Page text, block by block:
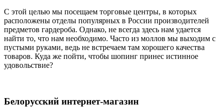
С этой целью мы посещаем торговые центры, в которых
расположены отделы популярных в России производителей
предметов гардероба. Однако, не всегда здесь нам удается
найти то, что нам необходимо. Часто из моллов мы выходим с
пустыми руками, ведь не встречаем там хорошего качества
товаров. Куда же пойти, чтобы шопинг принес истинное
удовольствие?
Белорусский интернет-магазин